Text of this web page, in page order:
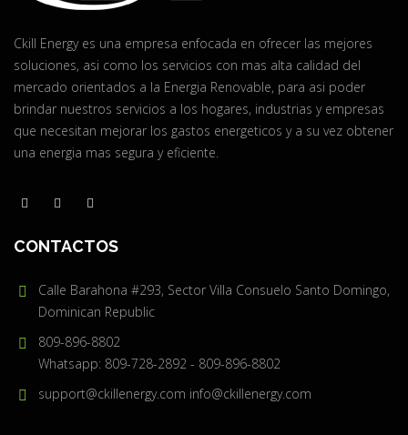
Ckill Energy es una empresa enfocada en ofrecer las mejores
soluciones, asi como los servicios con mas alta calidad del
mercado orientados a la Energia Renovable, para asi poder
brindar nuestros servicios a los hogares, industrias y empresas
que necesitan mejorar los gastos energeticos y a su vez obtener
una energia mas segura y eficiente.
CONTACTOS
Calle Barahona #293, Sector Villa Consuelo Santo Domingo,
Dominican Republic
809-896-8802
Whatsapp: 809-728-2892 - 809-896-8802
support@ckillenergy.com info@ckillenergy.com